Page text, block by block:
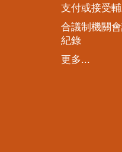
支付或接受
合議制機關
紀錄
更多...